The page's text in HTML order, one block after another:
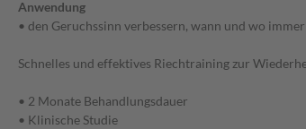
Anwendung
• den Geruchssinn verbessern, wann und wo
Schnelles und effektives Riechtraining zur
• 2 Monate Behandlungsdauer
• Klinische Studie